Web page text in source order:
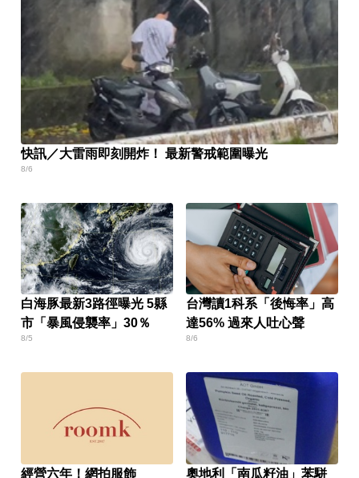
快訊／大雷雨即刻開炸！ 最新警戒範圍曝光
8/6
白海豚最新3路徑曝光 5縣
市「暴風侵襲率」30％
8/5
台灣讀1科系「後悔率」高
達56% 過來人吐心聲
8/6
經營六年！網拍服飾
奧地利「南瓜籽油」苯駢